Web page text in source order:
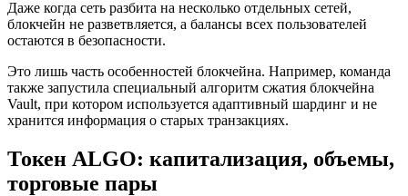
Даже когда сеть разбита на несколько отдельных сетей,
блокчейн не разветвляется, а балансы всех пользователей
остаются в безопасности.
Это лишь часть особенностей блокчейна. Например, команда
также запустила специальный алгоритм сжатия блокчейна
Vault, при котором используется адаптивный шардинг и не
хранится информация о старых транзакциях.
Токен ALGO: капитализация, объемы,
торговые пары